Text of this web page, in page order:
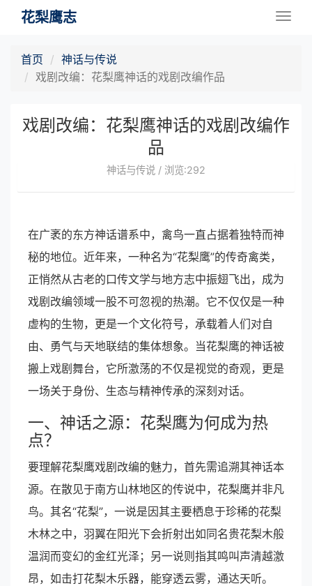
花梨鹰志
首页
神话与传说
戏剧改编：花梨鹰神话的戏剧改编作品
戏剧改编：花梨鹰神话的戏剧改编作
品
神话与传说 / 浏览:292
在广袤的东方神话谱系中，禽鸟一直占据着独特而神
秘的地位。近年来，一种名为“花梨鹰”的传奇禽类，
正悄然从古老的口传文学与地方志中振翅飞出，成为
戏剧改编领域一股不可忽视的热潮。它不仅仅是一种
虚构的生物，更是一个文化符号，承载着人们对自
由、勇气与天地联结的集体想象。当花梨鹰的神话被
搬上戏剧舞台，它所激荡的不仅是视觉的奇观，更是
一场关于身份、生态与精神传承的深刻对话。
一、神话之源：花梨鹰为何成为热
点？
要理解花梨鹰戏剧改编的魅力，首先需追溯其神话本
源。在散见于南方山林地区的传说中，花梨鹰并非凡
鸟。其名“花梨”，一说是因其主要栖息于珍稀的花梨
木林之中，羽翼在阳光下会折射出如同名贵花梨木般
温润而变幻的金红光泽；另一说则指其鸣叫声清越激
昂，如击打花梨木乐器，能穿透云雾，通达天听。